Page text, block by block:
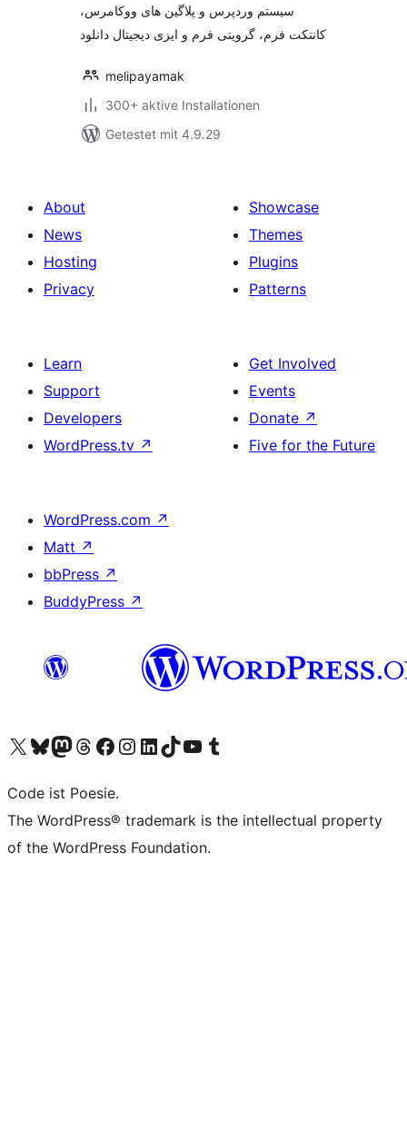
سیستم وردپرس و پلاگین های ووکامرس،
کانتکت فرم، گرویتی فرم و ایزی دیجیتال دانلود
melipayamak
300+ aktive Installationen
Getestet mit 4.9.29
About
News
Hosting
Privacy
Showcase
Themes
Plugins
Patterns
Learn
Support
Developers
WordPress.tv ↗
Get Involved
Events
Donate ↗
Five for the Future
WordPress.com ↗
Matt ↗
bbPress ↗
BuddyPress ↗
Visit our X (formerly Twitter) account
Visit our Bluesky account
Visit our Mastodon account
Visit our Threads account
Visit our Facebook page
Visit our Instagram account
Visit our LinkedIn account
Visit our TikTok account
Visit our YouTube channel
Visit our Tumblr account
Code ist Poesie.
The WordPress® trademark is the intellectual property
of the WordPress Foundation.